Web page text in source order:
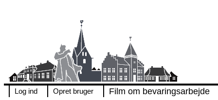
Log ind Opret bruger Film om bevaringsarbejde